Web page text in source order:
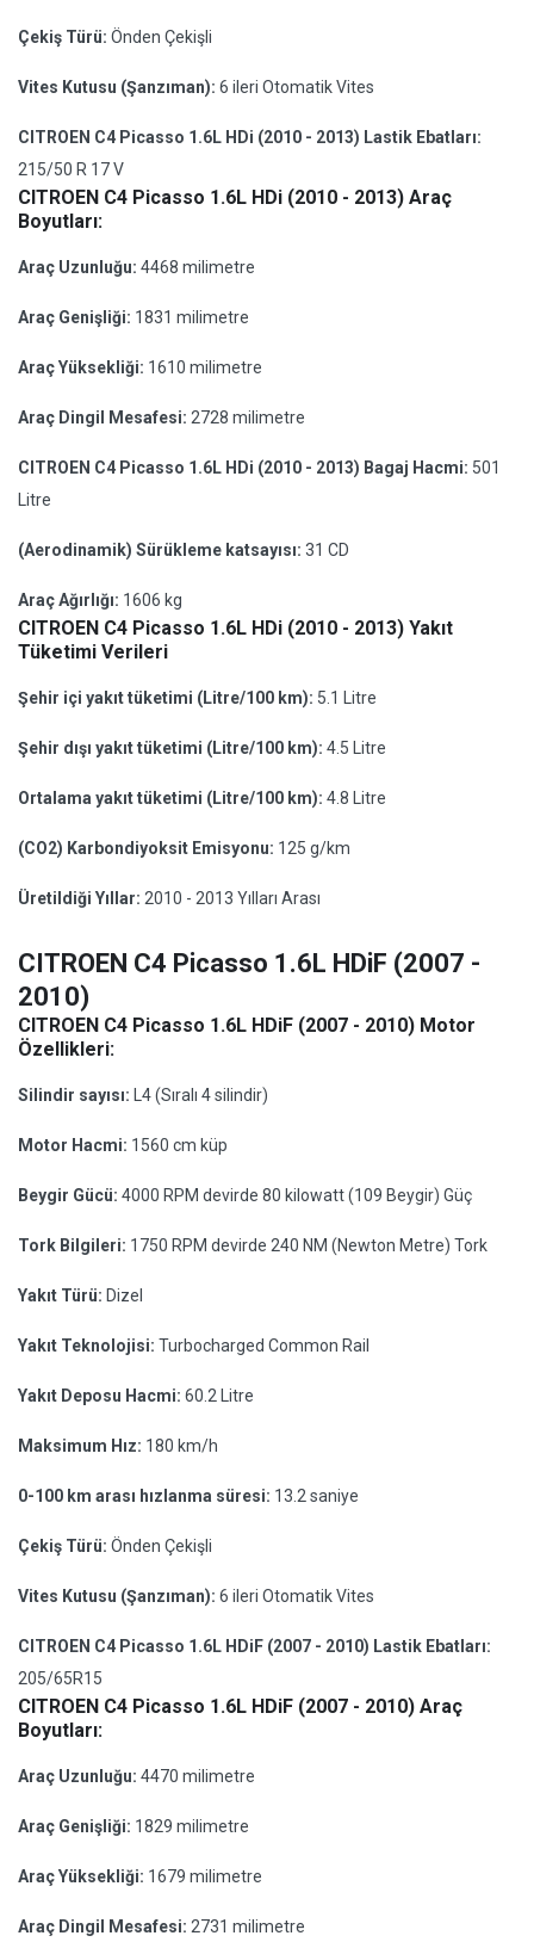
Çekiş Türü: Önden Çekişli
Vites Kutusu (Şanzıman): 6 ileri Otomatik Vites
CITROEN C4 Picasso 1.6L HDi (2010 - 2013) Lastik Ebatları:
215/50 R 17 V
CITROEN C4 Picasso 1.6L HDi (2010 - 2013) Araç
Boyutları:
Araç Uzunluğu: 4468 milimetre
Araç Genişliği: 1831 milimetre
Araç Yüksekliği: 1610 milimetre
Araç Dingil Mesafesi: 2728 milimetre
CITROEN C4 Picasso 1.6L HDi (2010 - 2013) Bagaj Hacmi: 501
Litre
(Aerodinamik) Sürükleme katsayısı: 31 CD
Araç Ağırlığı: 1606 kg
CITROEN C4 Picasso 1.6L HDi (2010 - 2013) Yakıt
Tüketimi Verileri
Şehir içi yakıt tüketimi (Litre/100 km): 5.1 Litre
Şehir dışı yakıt tüketimi (Litre/100 km): 4.5 Litre
Ortalama yakıt tüketimi (Litre/100 km): 4.8 Litre
(CO2) Karbondiyoksit Emisyonu: 125 g/km
Üretildiği Yıllar: 2010 - 2013 Yılları Arası
CITROEN C4 Picasso 1.6L HDiF (2007 -
2010)
CITROEN C4 Picasso 1.6L HDiF (2007 - 2010) Motor
Özellikleri:
Silindir sayısı: L4 (Sıralı 4 silindir)
Motor Hacmi: 1560 cm küp
Beygir Gücü: 4000 RPM devirde 80 kilowatt (109 Beygir) Güç
Tork Bilgileri: 1750 RPM devirde 240 NM (Newton Metre) Tork
Yakıt Türü: Dizel
Yakıt Teknolojisi: Turbocharged Common Rail
Yakıt Deposu Hacmi: 60.2 Litre
Maksimum Hız: 180 km/h
0-100 km arası hızlanma süresi: 13.2 saniye
Çekiş Türü: Önden Çekişli
Vites Kutusu (Şanzıman): 6 ileri Otomatik Vites
CITROEN C4 Picasso 1.6L HDiF (2007 - 2010) Lastik Ebatları:
205/65R15
CITROEN C4 Picasso 1.6L HDiF (2007 - 2010) Araç
Boyutları:
Araç Uzunluğu: 4470 milimetre
Araç Genişliği: 1829 milimetre
Araç Yüksekliği: 1679 milimetre
Araç Dingil Mesafesi: 2731 milimetre